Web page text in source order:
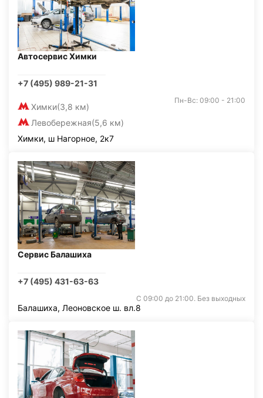
Автосервис Химки
+7 (495) 989-21-31
Химки(3,8 км)
Левобережная(5,6 км)
Пн-Вс: 09:00 - 21:00
Химки, ш Нагорное, 2к7
Сервис Балашиха
+7 (495) 431-63-63
С 09:00 до 21:00. Без выходных
Балашиха, Леоновское ш. вл.8